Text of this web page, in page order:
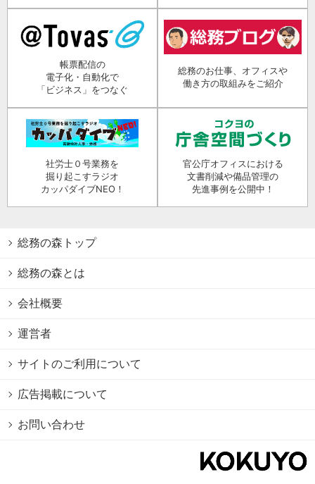
帳票配信の
電子化・自動化で
「ビジネス」をつなぐ
総務のお仕事、オフィスや
働き方の取組みをご紹介
社労士０号業務を
掘り起こすラジオ
カッパダイブNEO！
官公庁オフィスにおける
文書削減や備品管理の
先進事例を公開中！
総務の森トップ
総務の森とは
会社概要
運営者
サイトのご利用について
広告掲載について
お問い合わせ